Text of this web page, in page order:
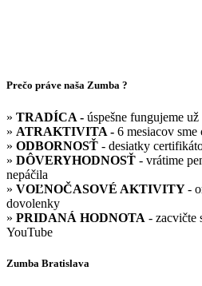
Prečo práve naša Zumba ?
» TRADÍCA - úspešne fungujeme
» ATRAKTIVITA - 6 mesiacov
» ODBORNOSŤ - desiatky
» DÔVERYHODNOSŤ - vrátime
nepáčila
» VOĽNOČASOVÉ AKTIVITY-
dovolenky
» PRIDANÁ HODNOTA - zacvičte
YouTube
Zumba Bratislava